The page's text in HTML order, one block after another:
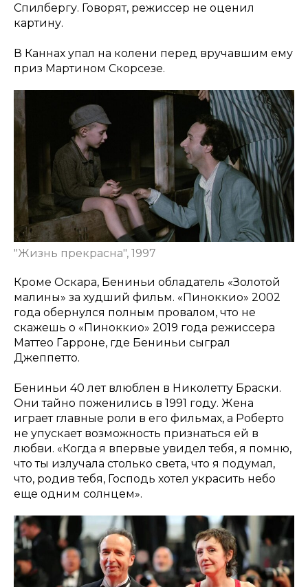
Спилбергу. Говорят, режиссер не оценил
картину.
В Каннах упал на колени перед вручавшим ему
приз Мартином Скорсезе.
"Жизнь прекрасна", 1997
Кроме Оскара, Бениньи обладатель «Золотой
малины» за худший фильм. «Пиноккио» 2002
года обернулся полным провалом, что не
скажешь о «Пиноккио» 2019 года режиссера
Маттео Гарроне, где Бениньи сыграл
Джеппетто.
Бениньи 40 лет влюблен в Николетту Браски.
Они тайно поженились в 1991 году. Жена
играет главные роли в его фильмах, а Роберто
не упускает возможность признаться ей в
любви. «Когда я впервые увидел тебя, я помню,
что ты излучала столько света, что я подумал,
что, родив тебя, Господь хотел украсить небо
еще одним солнцем».